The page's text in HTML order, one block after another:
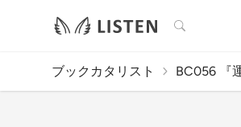
検索
ブックカタリスト BC056 『